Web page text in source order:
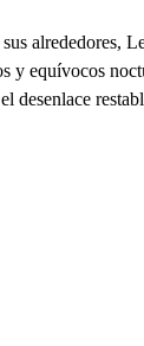
y equívocos